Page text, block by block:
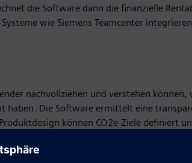
die Software dann die finanzielle
wie Siemens Teamcenter integrieren.
nachvollziehen und verstehen
Die Software ermittelt eine
können CO2e-Ziele definiert